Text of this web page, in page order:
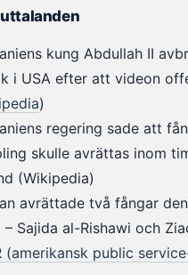
kung Abdullah II
i USA efter att videon
)
regering sade att
skulle avrättas inom
(Wikipedia)
avrättade två fångar
– Sajida al-Rishawi och
(amerikansk public